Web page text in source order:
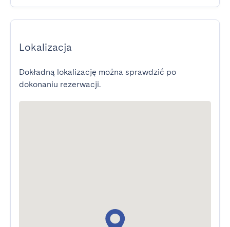
Lokalizacja
Dokładną lokalizację można sprawdzić po
dokonaniu rezerwacji.